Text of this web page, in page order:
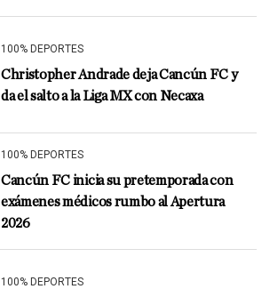
100% DEPORTES
Christopher Andrade deja Cancún FC y
da el salto a la Liga MX con Necaxa
100% DEPORTES
Cancún FC inicia su pretemporada con
exámenes médicos rumbo al Apertura
2026
100% DEPORTES